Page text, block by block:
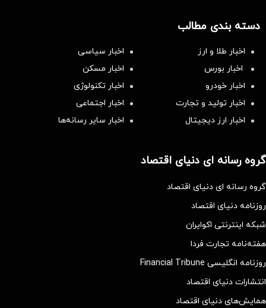
دسته بندی مطالب
اخبار طلا و ارز
اخبار سیاسی
اخبار بورس
اخبار مسکن
اخبار خودرو
اخبار تکنولوژی
اخبار تولید و تجارت
اخبار اجتماعی
اخبار ارز دیجیتال
اخبار سایر رسانه‌‌ها
گروه رسانه ای دنیای اقتصاد
گروه رسانه ای دنیای اقتصاد
روزنامه دنیای اقتصاد
شبکه اینترنتی اکوایران
هفته‌نامه تجارت فردا
روزنامه انگلیسی Financial Tribune
انتشارات دنیای اقتصاد
همایش‌های دنیای اقتصاد